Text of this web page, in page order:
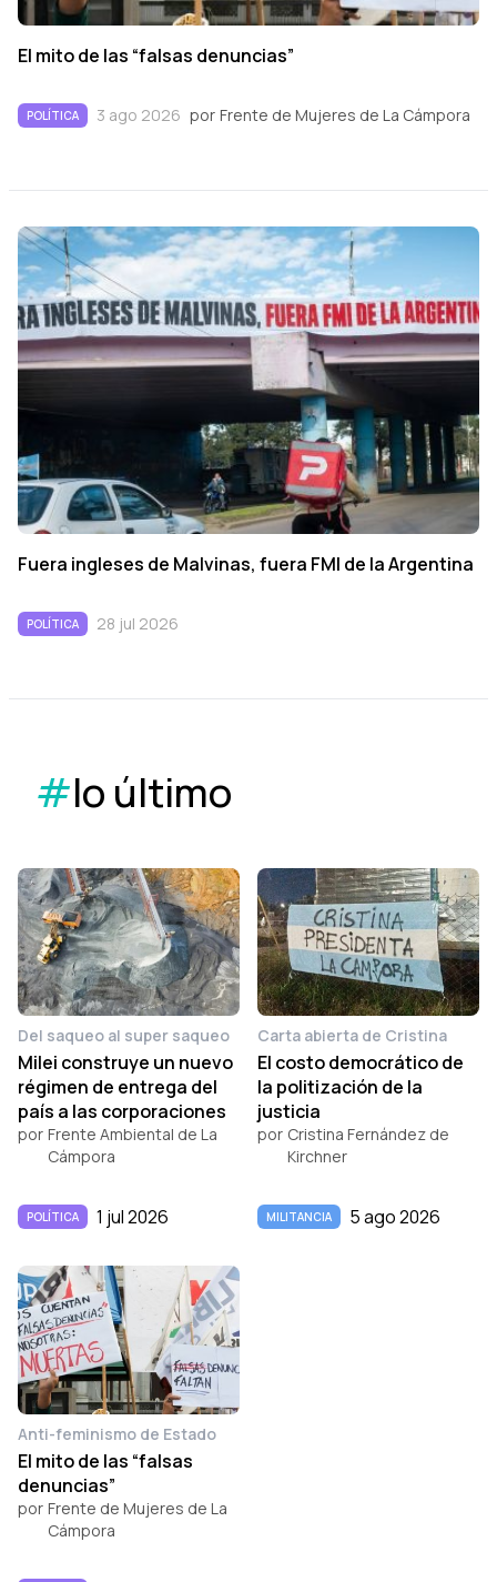
El mito de las “falsas denuncias”
POLÍTICA 3 ago 2026 por Frente de Mujeres de La Cámpora
Fuera ingleses de Malvinas, fuera FMI de la Argentina
POLÍTICA 28 jul 2026
#lo último
Del saqueo al super saqueo
Milei construye un nuevo
régimen de entrega del
país a las corporaciones
por Frente Ambiental de La
Cámpora
POLÍTICA 1 jul 2026
Carta abierta de Cristina
El costo democrático de
la politización de la
justicia
por Cristina Fernández de
Kirchner
MILITANCIA 5 ago 2026
Anti-feminismo de Estado
El mito de las “falsas
denuncias”
por Frente de Mujeres de La
Cámpora